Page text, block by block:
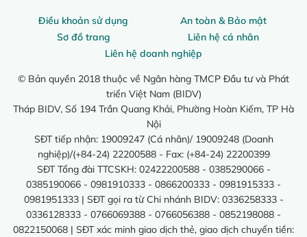
Điều khoản sử dụng
An toàn & Bảo mật
Sơ đồ trang
Liên hệ cá nhân
Liên hệ doanh nghiệp
© Bản quyền 2018 thuộc về Ngân hàng TMCP Đầu tư và Phát
triển Việt Nam (BIDV)
Tháp BIDV, Số 194 Trần Quang Khải, Phường Hoàn Kiếm, TP Hà
Nội
SĐT tiếp nhận: 19009247 (Cá nhân)/ 19009248 (Doanh
nghiệp)/(+84-24) 22200588 - Fax: (+84-24) 22200399
SĐT Tổng đài TTCSKH: 02422200588 - 0385290066 -
0385190066 - 0981910333 - 0866200333 - 0981915333 -
0981951333 | SĐT gọi ra từ Chi nhánh BIDV: 0336258333 -
0336128333 - 0766069388 - 0766056388 - 0852198088 -
0822150068 | SĐT xác minh giao dịch thẻ, giao dịch chuyển tiền: